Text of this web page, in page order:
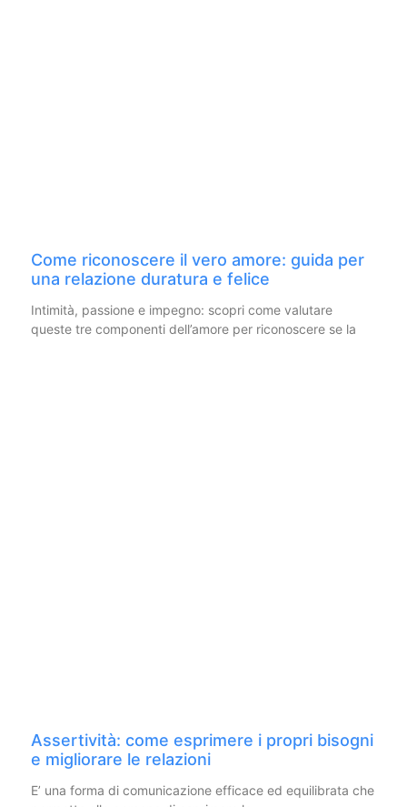
Come riconoscere il vero amore: guida per
una relazione duratura e felice
Intimità, passione e impegno: scopri come valutare
queste tre componenti dell’amore per riconoscere se la
Assertività: come esprimere i propri bisogni
e migliorare le relazioni
E’ una forma di comunicazione efficace ed equilibrata che